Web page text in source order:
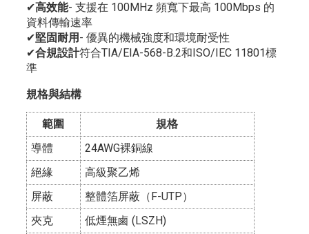
✔高效能- 支援在 100MHz 頻寬下最高 100Mbps 的
資料傳輸速率
✔堅固耐用 - 優異的機械強度和環境耐受性
✔合規設計符合TIA/EIA-568-B.2和ISO/IEC 11801標
準
規格與結構
範圍
規格
導體
24AWG裸銅線
絕緣
高級聚乙烯
屏蔽
整體箔屏蔽（F-UTP）
夾克
低煙無鹵 (LSZH)